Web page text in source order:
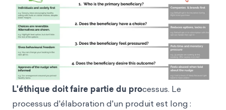
L'éthique doit faire partie du processus. Le
processus d'élaboration d'un produit est long :